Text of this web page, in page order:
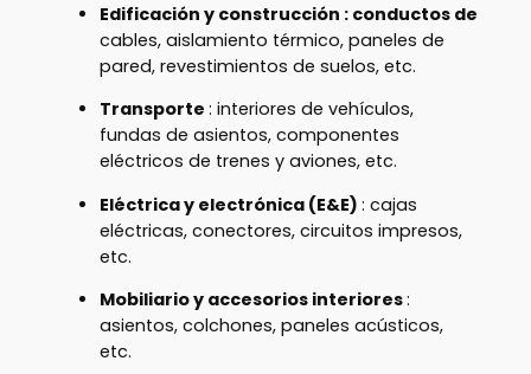
Edificación y construcción : conductos de
cables, aislamiento térmico, paneles de
pared, revestimientos de suelos, etc.
Transporte : interiores de vehículos,
fundas de asientos, componentes
eléctricos de trenes y aviones, etc.
Eléctrica y electrónica (E&E) : cajas
eléctricas, conectores, circuitos impresos,
etc.
Mobiliario y accesorios interiores:
asientos, colchones, paneles acústicos,
etc.